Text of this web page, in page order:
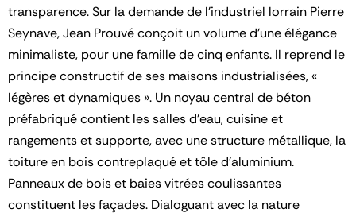
transparence. Sur la demande de l’industriel lorrain Pierre
Seynave, Jean Prouvé conçoit un volume d’une élégance
minimaliste, pour une famille de cinq enfants. Il reprend le
principe constructif de ses maisons industrialisées, «
légères et dynamiques ». Un noyau central de béton
préfabriqué contient les salles d’eau, cuisine et
rangements et supporte, avec une structure métallique, la
toiture en bois contreplaqué et tôle d’aluminium.
Panneaux de bois et baies vitrées coulissantes
constituent les façades. Dialoguant avec la nature